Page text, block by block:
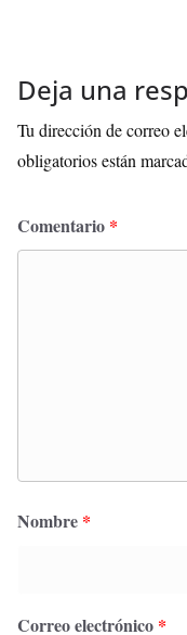
Deja una
Tu dirección de correo
obligatorios están
Comentario *
Nombre *
Correo electrónico *